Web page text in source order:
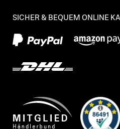
SICHER & BEQUEM ONLINE